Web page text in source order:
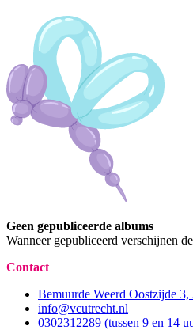
Geen gepubliceerde albums
Wanneer gepubliceerd verschijnen
Contact
Bemuurde Weerd Oostzijde
info@vcutrecht.nl
0302312289 (tussen 9 en 14